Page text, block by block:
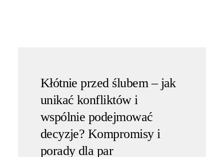
Kłótnie przed ślubem – jak
unikać konfliktów i
wspólnie podejmować
decyzje? Kompromisy i
porady dla par